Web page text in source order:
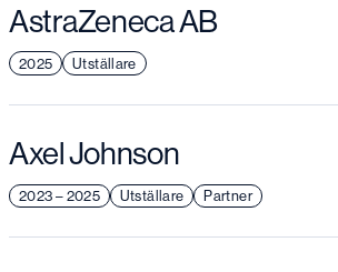
AstraZeneca AB
2025 Utställare
Axel Johnson
2023 – 2025 Utställare Partner